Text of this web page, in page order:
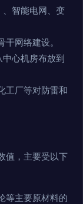
智能电网、变
干网络建设。
中心机房布放到
工厂等对防雷和
值，主要受以下
等主要原材料的